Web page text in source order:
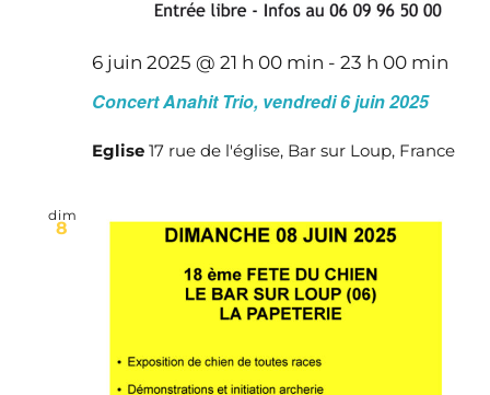
6 juin 2025 @ 21 h 00 min - 23 h 00 min
Concert Anahit Trio, vendredi 6 juin 2025
Eglise 17 rue de l'église, Bar sur Loup, France
dim
8